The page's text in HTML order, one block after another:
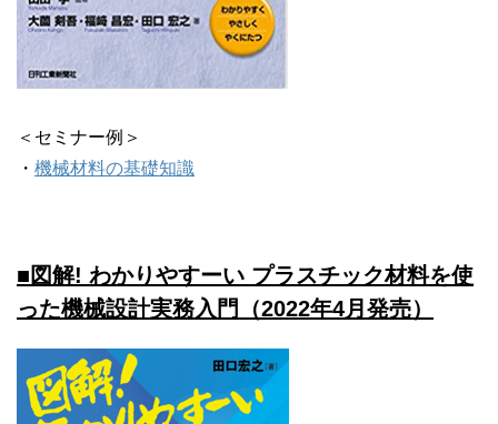
＜セミナー例＞
・ 機械材料の基礎知識
■図解! わかりやすーい プラスチック材料を使
った機械設計実務入門（2022年4月発売）